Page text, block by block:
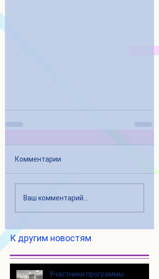
Комментарии
Ваш комментарий...
К другим новостям
Участники программы